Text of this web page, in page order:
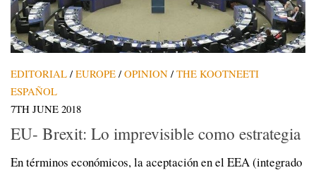
EDITORIAL / EUROPE / OPINION / THE KOOTNEETI
ESPAÑOL
7TH JUNE 2018
EU- Brexit: Lo imprevisible como estrategia
En términos económicos, la aceptación en el EEA (integrado